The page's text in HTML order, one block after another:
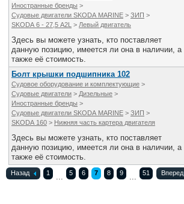
Иностранные бренды >
Судовые двигатели SKODA MARINE > ЗИП >
SKODA 6 - 27,5 A2L > Левый двигатель
Здесь вы можете узнать, кто поставляет
данную позицию, имеется ли она в наличии, а
также её стоимость.
Болт крышки подшипника 102
Судовое оборудование и комплектующие >
Судовые двигатели > Дизельные >
Иностранные бренды >
Судовые двигатели SKODA MARINE > ЗИП >
SKODA 160 > Нижняя часть картера двигателя
Здесь вы можете узнать, кто поставляет
данную позицию, имеется ли она в наличии, а
также её стоимость.
Назад 1 ... 5 6 7 8 9 ... 51 Вперед